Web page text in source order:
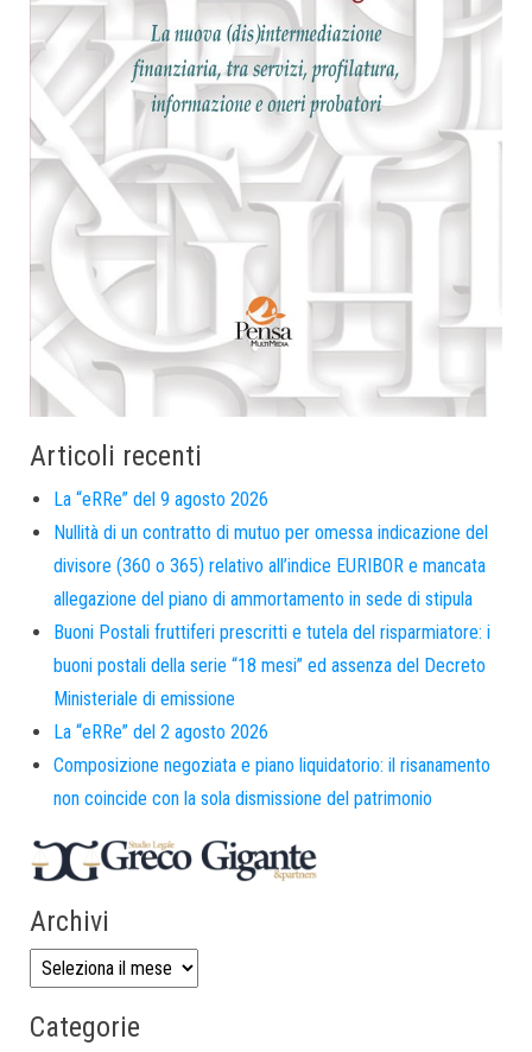
Articoli recenti
La “eRRe” del 9 agosto 2026
Nullità di un contratto di mutuo per omessa indicazione del
divisore (360 o 365) relativo all’indice EURIBOR e mancata
allegazione del piano di ammortamento in sede di stipula
Buoni Postali fruttiferi prescritti e tutela del risparmiatore: i
buoni postali della serie “18 mesi” ed assenza del Decreto
Ministeriale di emissione
La “eRRe” del 2 agosto 2026
Composizione negoziata e piano liquidatorio: il risanamento
non coincide con la sola dismissione del patrimonio
Archivi
Categorie